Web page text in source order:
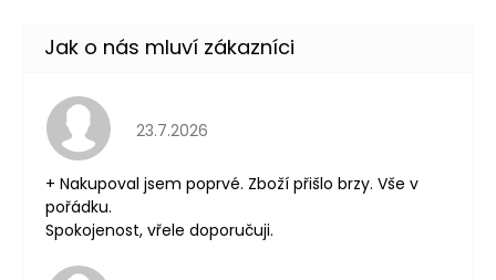
Hodnocení obchodu je 5 z 5 hvězdiček.
23.7.2026
+ Nakupoval jsem poprvé. Zboží přišlo brzy. Vše v
pořádku.
Spokojenost, vřele doporučuji.